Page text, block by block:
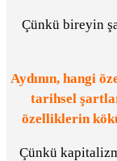
Çünkü bireyin
Aydının, hangi
tarihsel
özelliklerin
Çünkü